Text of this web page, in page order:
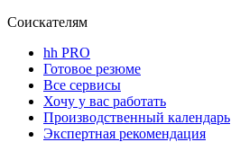
Соискателям
hh PRO
Готовое резюме
Все сервисы
Хочу у вас работать
Производственный календарь
Экспертная рекомендация